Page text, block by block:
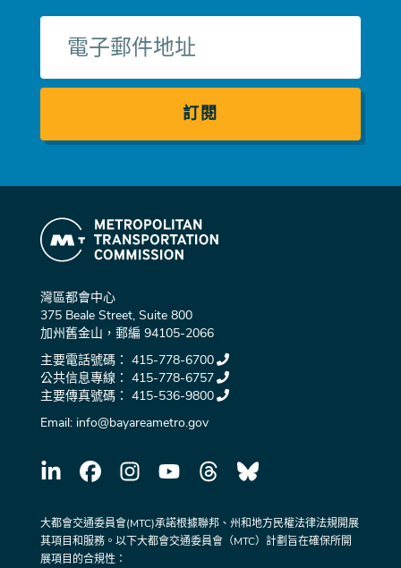
郵
件
灣區都會中心
375 Beale Street, Suite 800
加州舊金山，郵編 94105-2066
主要電話號碼： 415-778-6700
公共信息專線： 415-778-6757
主要傳真號碼： 415-536-9800
Email: info@bayareametro.gov
大都會交通委員會(MTC)承諾根據聯邦、州和地方民權法律法規開展
其項目和服務。以下大都會交通委員會（MTC）計劃旨在確保所開
展項目的合規性：